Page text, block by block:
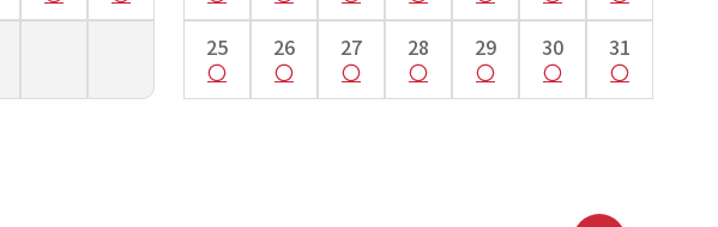
25 26 27 28 29 30 31